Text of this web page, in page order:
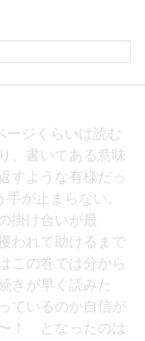
ージくらいは読む
、書いてある意味
すような有様だっ
が止まらない。
掛け合いが最
れて助けるまで
この巻では分から
きが早く読みた
ているのか自信が
！ となったのは